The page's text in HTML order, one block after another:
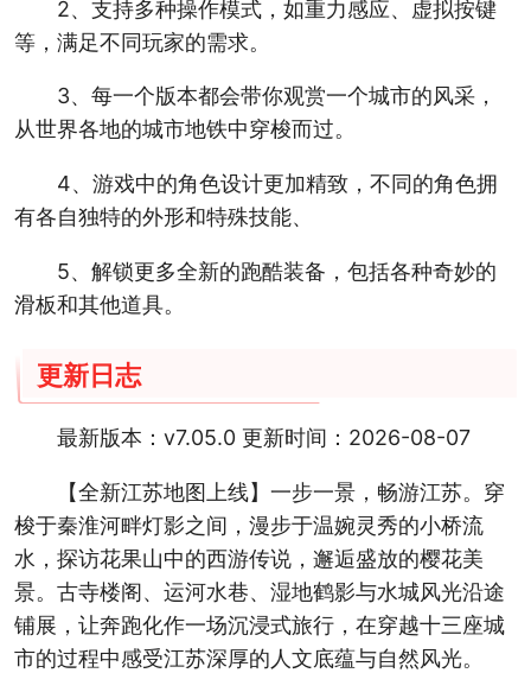
2、支持多种操作模式，如重力感应、虚拟按键
等，满足不同玩家的需求。
3、每一个版本都会带你观赏一个城市的风采，
从世界各地的城市地铁中穿梭而过。
4、游戏中的角色设计更加精致，不同的角色拥
有各自独特的外形和特殊技能、
5、解锁更多全新的跑酷装备，包括各种奇妙的
滑板和其他道具。
更新日志
最新版本：v7.05.0 更新时间：2026-08-07
【全新江苏地图上线】一步一景，畅游江苏。穿
梭于秦淮河畔灯影之间，漫步于温婉灵秀的小桥流
水，探访花果山中的西游传说，邂逅盛放的樱花美
景。古寺楼阁、运河水巷、湿地鹤影与水城风光沿途
铺展，让奔跑化作一场沉浸式旅行，在穿越十三座城
市的过程中感受江苏深厚的人文底蕴与自然风光。